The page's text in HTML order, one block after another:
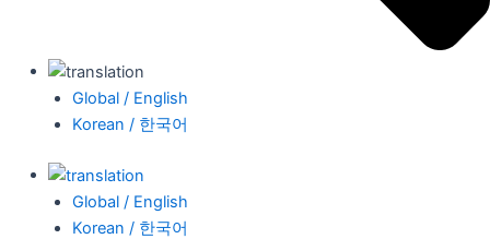
Global / English
Korean / 한국어
Global / English
Korean / 한국어